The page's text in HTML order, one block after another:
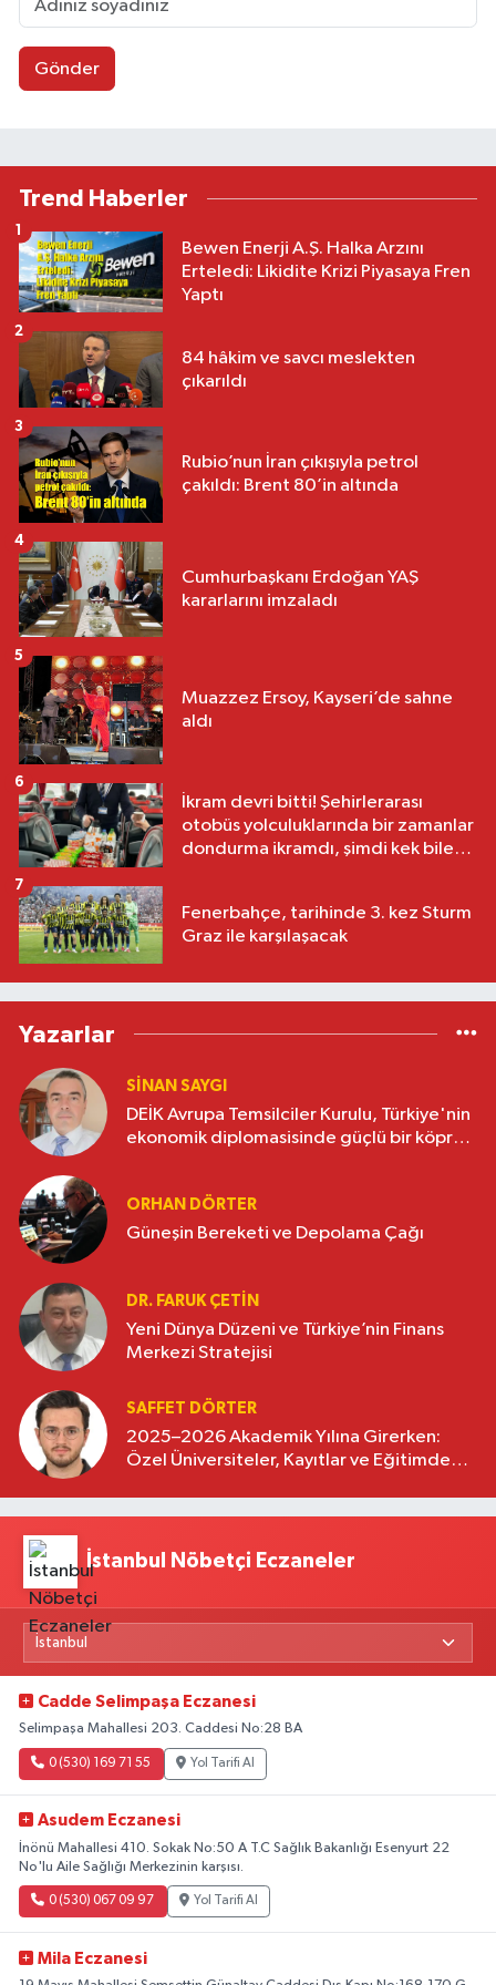
Gönder
Trend Haberler
Bewen Enerji A.Ş. Halka Arzını
Erteledi: Likidite Krizi Piyasaya Fren
Yaptı
1
84 hâkim ve savcı meslekten
çıkarıldı
2
Rubio’nun İran çıkışıyla petrol
çakıldı: Brent 80’in altında
3
Cumhurbaşkanı Erdoğan YAŞ
kararlarını imzaladı
4
Muazzez Ersoy, Kayseri’de sahne
aldı
5
İkram devri bitti! Şehirlerarası
otobüs yolculuklarında bir zamanlar
dondurma ikramdı, şimdi kek bile
6
Fenerbahçe, tarihinde 3. kez Sturm
Graz ile karşılaşacak
7
Yazarlar
SINAN SAYGI
DEİK Avrupa Temsilciler Kurulu, Türkiye'nin
ekonomik diplomasisinde güçlü bir köprü
ORHAN DÖRTER
Güneşin Bereketi ve Depolama Çağı
DR. FARUK ÇETİN
Yeni Dünya Düzeni ve Türkiye’nin Finans
Merkezi Stratejisi
SAFFET DÖRTER
2025–2026 Akademik Yılına Girerken:
Özel Üniversiteler, Kayıtlar ve Eğitimde
İstanbul Nöbetçi Eczaneler
Cadde Selimpaşa Eczanesi
Selimpaşa Mahallesi 203. Caddesi No:28 BA
0 (530) 169 71 55 Yol Tarifi Al
Asudem Eczanesi
İnönü Mahallesi 410. Sokak No:50 A T.C Sağlık Bakanlığı Esenyurt 22
No'lu Aile Sağlığı Merkezinin karşısı.
0 (530) 067 09 97 Yol Tarifi Al
Mila Eczanesi